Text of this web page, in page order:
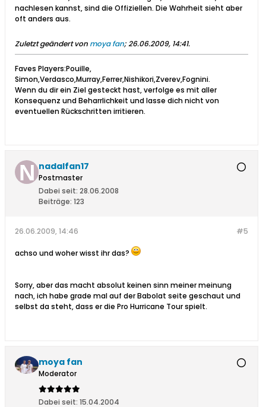
nachlesen kannst, sind die Offiziellen. Die Wahrheit sieht aber
oft anders aus.
Zuletzt geändert von moya fan;26.06.2009, 14:41.
Faves Players:Pouille,
Simon,Verdasco,Murray,Ferrer,Nishikori,Zverev,Fognini.
Wenn du dir ein Ziel gesteckt hast, verfolge es mit aller
Konsequenz und Beharrlichkeit und lasse dich nicht von
eventuellen Rückschritten irritieren.
nadalfan17
Postmaster
Dabei seit: 28.06.2008
Beiträge: 123
#5
26.06.2009, 14:46
achso und woher wisst ihr das?
Sorry, aber das macht absolut keinen sinn meiner meinung
nach, ich habe grade mal auf der Babolat seite geschaut und
selbst da steht, dass er die Pro Hurricane Tour spielt.
moya fan
Moderator
Dabei seit: 15.04.2004